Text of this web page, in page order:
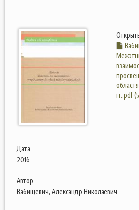
Открыть
гг..pdf
Дата
2016
Автор
Вабищевич, Александр Николаевич